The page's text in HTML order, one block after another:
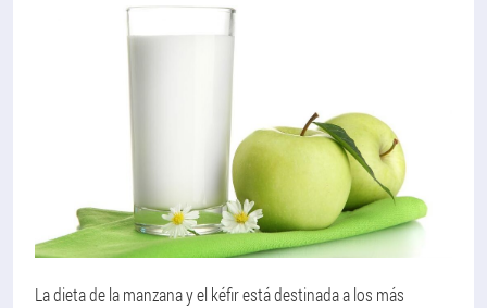
La dieta de la manzana y el kéfir está destinada a los más